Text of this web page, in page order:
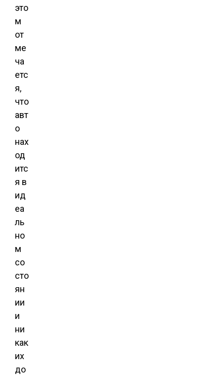
это
м
от
ме
ча
етс
я,
что
авт
о
нах
од
итс
я в
ид
еа
ль
но
м
со
сто
ян
ии
и
ни
как
их
до